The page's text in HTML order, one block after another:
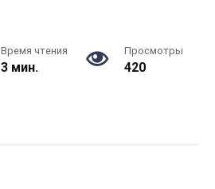
Время чтения
3 мин.
Просмотры
420